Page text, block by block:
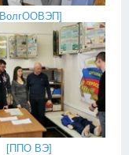
ВолгООВЭП]
[ППО ВЭ]